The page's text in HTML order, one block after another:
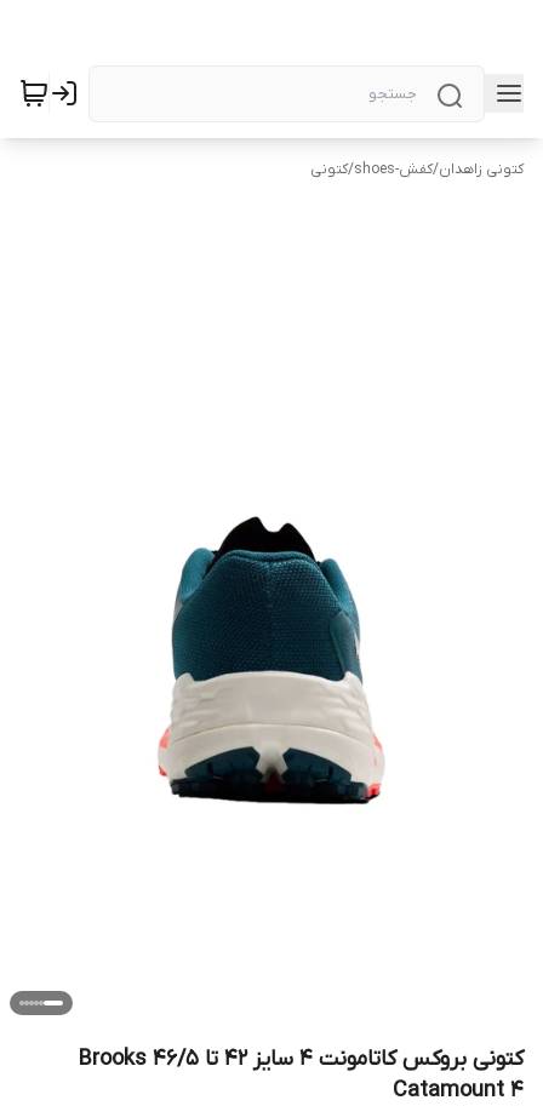
کتونی زاهدان/کفش-shoes /کتونی
کتونی بروکس کاتامونت ۴ سایز ۴۲ تا ۴۶/۵ Brooks
Catamount 4